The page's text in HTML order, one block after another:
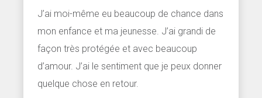
J’ai moi-même eu beaucoup de chance dans
mon enfance et ma jeunesse. J’ai grandi de
façon très protégée et avec beaucoup
d’amour. J’ai le sentiment que je peux donner
quelque chose en retour.